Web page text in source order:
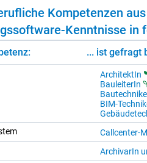
Kom­pe­ten­zen
Kennt­nis­se in
... ist gefragt
Ar­chi­tek­tIn
Bau­lei­te­rIn
BIM-
Call­cen­ter-
Ar­chi­va­rIn